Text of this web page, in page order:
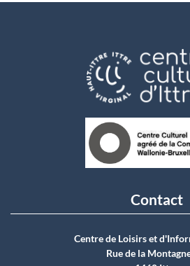
Contact
Centre de Loisirs et
Rue de la